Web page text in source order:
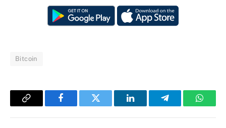
Bitcoin
Copy
FacebookTwitter LinkedInTelegram